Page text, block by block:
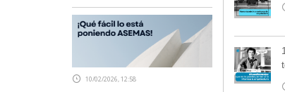
10/02/2026, 12:58